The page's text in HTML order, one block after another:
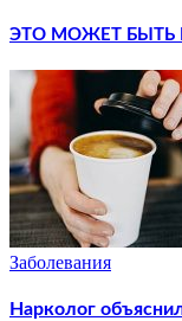
ЭТО МОЖЕТ БЫТЬ
Заболевания
Нарколог